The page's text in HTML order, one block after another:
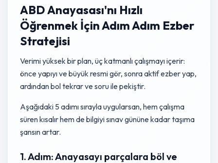
ABD Anayasası'nı Hızlı
Öğrenmek İçin Adım Adım Ezber
Stratejisi
Verimi yüksek bir plan, üç katmanlı çalışmayı içerir:
önce yapıyı ve büyük resmi gör, sonra aktif ezber yap,
ardından bol tekrar ve soru ile pekiştir.
Aşağıdaki 5 adımı sırayla uygularsan, hem çalışma
süren kısalır hem de bilgiyi sınav gününe kadar taşıma
şansın artar.
1. Adım: Anayasayı parçalara böl ve